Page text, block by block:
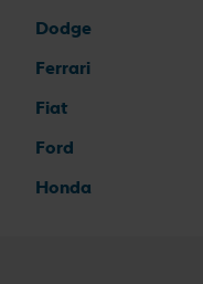
Dodge
Ferrari
Fiat
Ford
Honda